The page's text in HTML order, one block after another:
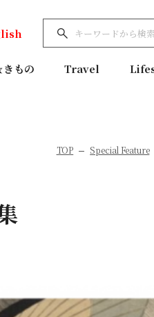
もの Travel
TOP Special Feature